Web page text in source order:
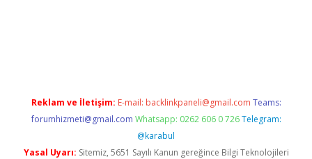
Reklam ve İletişim: E-mail: backlinkpaneli@gmail.com Teams:
forumhizmeti@gmail.com Whatsapp: 0262 606 0 726 Telegram:
@karabul
Yasal Uyarı: Sitemiz, 5651 Sayılı Kanun gereğince Bilgi Teknolojileri